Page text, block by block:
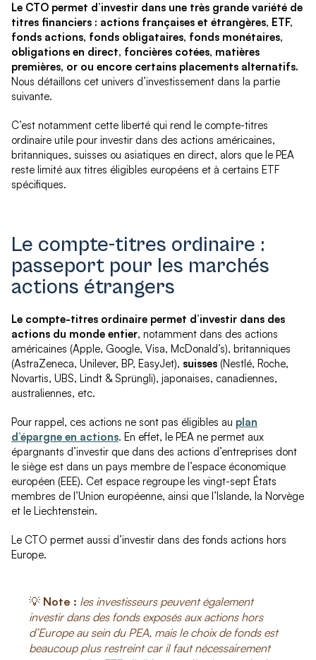
Le CTO permet d’investir dans une très grande variété de
titres financiers : actions françaises et étrangères, ETF,
fonds actions, fonds obligataires, fonds monétaires,
obligations en direct, foncières cotées, matières
premières, or ou encore certains placements alternatifs.
Nous détaillons cet univers d’investissement dans la partie
suivante.
C’est notamment cette liberté qui rend le compte-titres
ordinaire utile pour investir dans des actions américaines,
britanniques, suisses ou asiatiques en direct, alors que le PEA
reste limité aux titres éligibles européens et à certains ETF
spécifiques.
Le compte-titres ordinaire :
passeport pour les marchés
actions étrangers
Le compte-titres ordinaire permet d’investir dans des
actions du monde entier, notamment dans des actions
américaines (Apple, Google, Visa, McDonald’s), britanniques
(AstraZeneca, Unilever, BP, EasyJet), suisses (Nestlé, Roche,
Novartis, UBS, Lindt & Sprüngli), japonaises, canadiennes,
australiennes, etc.
Pour rappel, ces actions ne sont pas éligibles au plan
d’épargne en actions. En effet, le PEA ne permet aux
épargnants d’investir que dans des actions d’entreprises dont
le siège est dans un pays membre de l’espace économique
européen (EEE). Cet espace regroupe les vingt-sept États
membres de l’Union européenne, ainsi que l’Islande, la Norvège
et le Liechtenstein.
Le CTO permet aussi d’investir dans des fonds actions hors
Europe.
💡 Note : les investisseurs peuvent également
investir dans des fonds exposés aux actions hors
d’Europe au sein du PEA, mais le choix de fonds est
beaucoup plus restreint car il faut nécessairement